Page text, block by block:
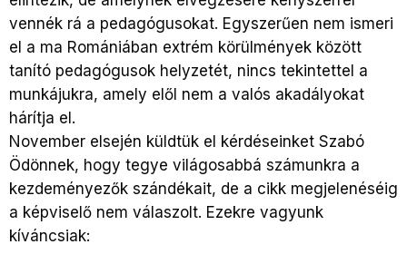
vennék rá a pedagógusokat. Egyszerűen nem ismeri
el a ma Romániában extrém körülmények között
tanító pedagógusok helyzetét, nincs tekintettel a
munkájukra, amely elől nem a valós akadályokat
hárítja el.
November elsején küldtük el kérdéseinket Szabó
Ödönnek, hogy tegye világosabbá számunkra a
kezdeményezők szándékait, de a cikk megjelenéséig
a képviselő nem válaszolt. Ezekre vagyunk
kíváncsiak: